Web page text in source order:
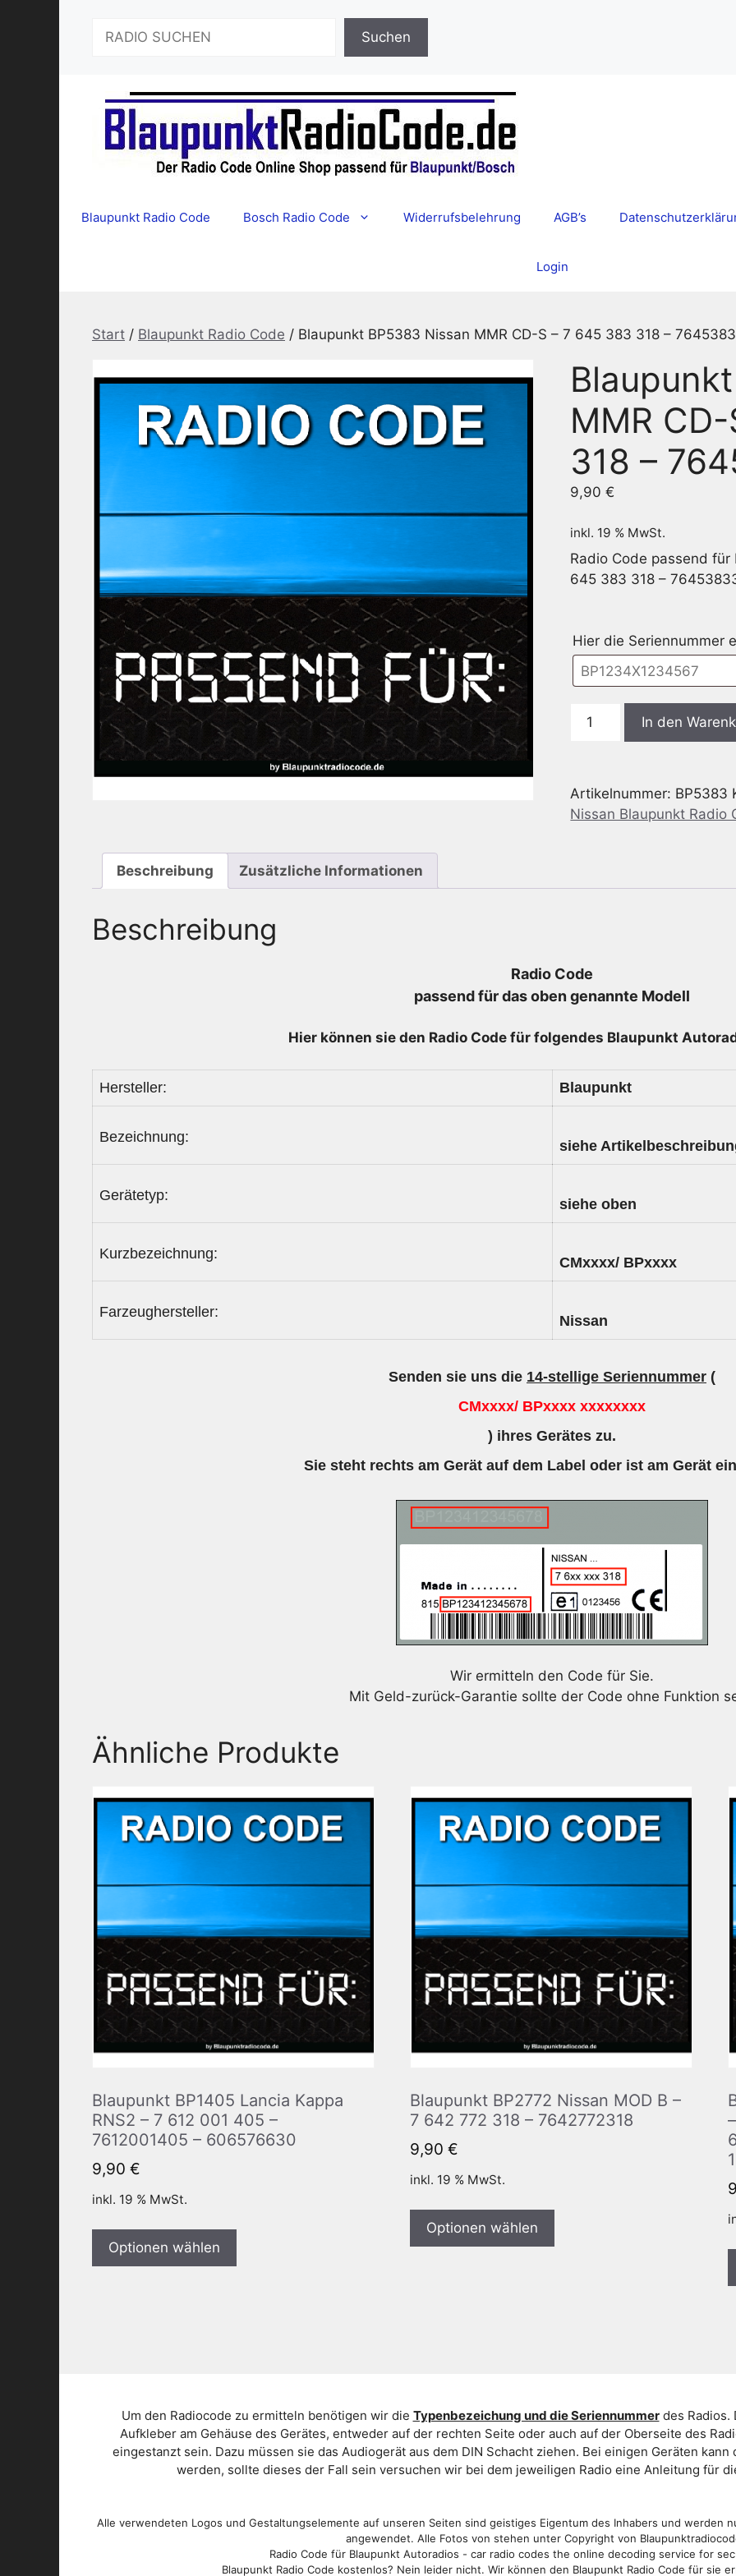
Suchen
Blaupunkt Radio Code Bosch Radio Code Widerrufsbelehrung AGB’s
Login
Start / Blaupunkt Radio Code / Blaupunkt BP5383 Nissan MMR CD-S – 7 645 383 318 –
MMR
318 –
9,90€
inkl. 19 % MwSt.
Radio Code passend für
645 383 318 –
Hier die Seriennummer
Blaupunkt
CD-
S
Menge
In den
Artikelnummer: BP5383
Nissan Blaupunkt Radio
Beschreibung Zusätzliche Informationen
Beschreibung
Radio Code
passend für das oben genannte Modell
Hier können sie den Radio Code für folgendes Blaupunkt
Hersteller: Blaupunkt
Bezeichnung:
siehe
Gerätetyp:
siehe oben
Kurzbezeichnung:
CMxxxx/ BPxxxx
Farzeughersteller:
Nissan
Senden sie uns die 14-stellige Seriennummer (
CMxxxx/ BPxxxx xxxxxxxx
) ihres Gerätes zu.
Sie steht rechts am Gerät auf dem Label oder ist am Gerät
Wir ermitteln den Code für Sie.
Mit Geld-zurück-Garantie sollte der Code ohne Funktion
Ähnliche Produkte
Blaupunkt BP1405 Lancia Kappa
RNS2 – 7 612 001 405 –
7612001405 – 606576630
9,90 €
inkl. 19 % MwSt.
Optionen wählen
Blaupunkt BP2772 Nissan MOD B –
7 642 772 318 – 7642772318
9,90 €
inkl. 19 % MwSt.
Optionen wählen
Um den Radiocode zu ermitteln benötigen wir die Typenbezeichung und die Seriennummerdes Radios.
Aufkleber am Gehäuse des Gerätes, entweder auf der rechten Seite oder auch auf der Oberseite des
eingestanzt sein. Dazu müssen sie das Audiogerät aus dem DIN Schacht ziehen. Bei einigen Geräten
werden, sollte dieses der Fall sein versuchen wir bei dem jeweiligen Radio eine Anleitung für
Alle verwendeten Logos und Gestaltungselemente auf unseren Seiten sind geistiges Eigentum des Inhabers und werden
angewendet. Alle Fotos von stehen unter Copyright von
Radio Code für Blaupunkt Autoradios - car radio codes the online decoding service for
Blaupunkt Radio Code kostenlos? Nein leider nicht. Wir können den Blaupunkt Radio Code für sie